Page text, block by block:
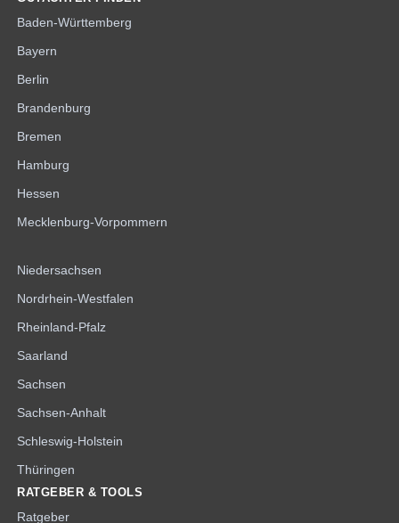
Baden-Württemberg
Bayern
Berlin
Brandenburg
Bremen
Hamburg
Hessen
Mecklenburg-Vorpommern
Niedersachsen
Nordrhein-Westfalen
Rheinland-Pfalz
Saarland
Sachsen
Sachsen-Anhalt
Schleswig-Holstein
Thüringen
RATGEBER & TOOLS
Ratgeber